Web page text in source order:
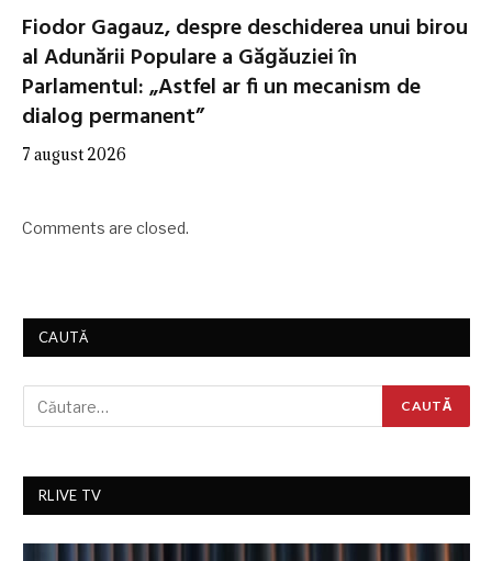
Fiodor Gagauz, despre deschiderea unui birou
al Adunării Populare a Găgăuziei în
Parlamentul: „Astfel ar fi un mecanism de
dialog permanent”
7 august 2026
Comments are closed.
CAUTĂ
RLIVE TV